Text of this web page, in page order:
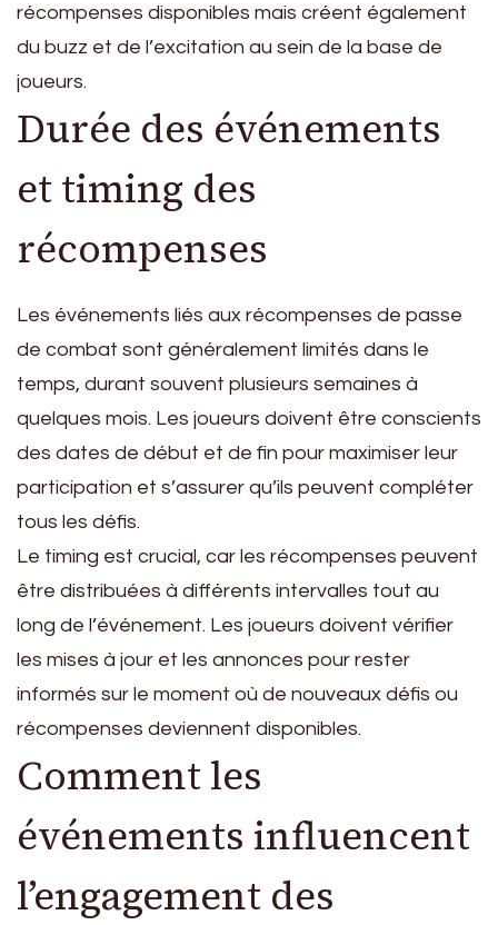
récompenses disponibles mais créent également
du buzz et de l’excitation au sein de la base de
joueurs.
Durée des événements
et timing des
récompenses
Les événements liés aux récompenses de passe
de combat sont généralement limités dans le
temps, durant souvent plusieurs semaines à
quelques mois. Les joueurs doivent être conscients
des dates de début et de fin pour maximiser leur
participation et s’assurer qu’ils peuvent compléter
tous les défis.
Le timing est crucial, car les récompenses peuvent
être distribuées à différents intervalles tout au
long de l’événement. Les joueurs doivent vérifier
les mises à jour et les annonces pour rester
informés sur le moment où de nouveaux défis ou
récompenses deviennent disponibles.
Comment les
événements influencent
l’engagement des